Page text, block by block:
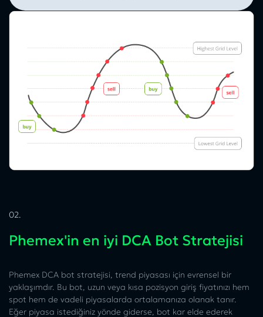
02.
Phemex'in en iyi DCA Bot Stratejisi
Phemex DCA bot stratejisi, trend piyasası için evrensel bir
yaklaşımdır. Bu bot, uzun veya kısa pozisyon giriş fiyatınızı hem
spot hem de vadeli piyasalarda ortalamanıza olanak tanır.
Eğer piyasa istediğiniz yönde giderse, bot kar elde ederek